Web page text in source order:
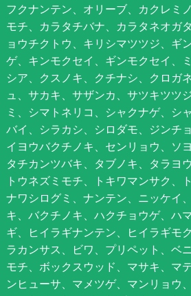
フクナンテン、オリーブ、カクレミ
モチ、カラタチバナ、カラタネオガ
ョウチクトウ、キリシマツツジ、ギ
ゲ、キンモクセイ、ギンモクセイ、
シア、クスノキ、クチナシ、クロガ
ュ、サカキ、サザンカ、サツキツツ
ミ、シマトネリコ、シャクナゲ、シ
バイ、シラカシ、シロダモ、ジンチ
イヨウバクチノキ、センリョウ、ソ
タチカンツバキ、タブノキ、タラヨ
トウネズミモチ、トキワマンサク、
ナワシログミ、ナンテン、ニッケイ
キ、バクチノキ、ハクチョウゲ、ハ
ギ、ヒイラギナンテン、ヒイラギモ
ラカンサス、ビワ、プリペット、ベ
モチ、ボックスウッド、マサキ、マ
ンヒューサ、マメツゲ、マンリョウ